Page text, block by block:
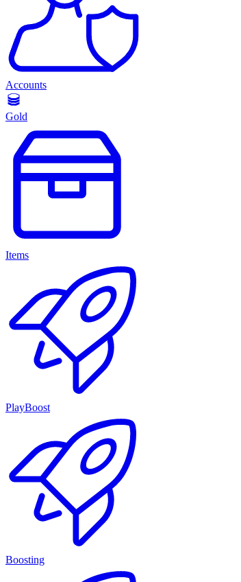
Accounts
Gold
Items
PlayBoost
Boosting